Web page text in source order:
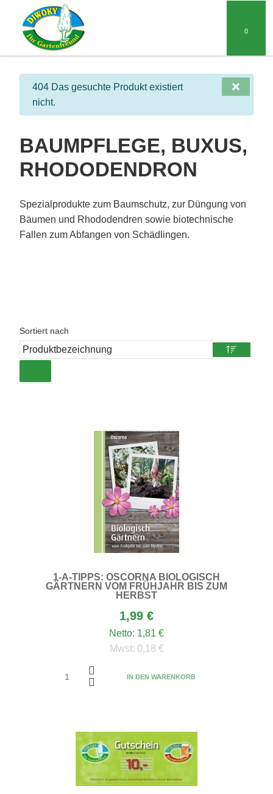
0
×
info
404 Das gesuchte Produkt existiert
nicht.
BAUMPFLEGE, BUXUS,
RHODODENDRON
Spezialprodukte zum Baumschutz, zur Düngung von
Bäumen und Rhododendren sowie biotechnische
Fallen zum Abfangen von Schädlingen.
Sortiert nach
1-A-TIPPS: OSCORNA BIOLOGISCH
GÄRTNERN VOM FRÜHJAHR BIS ZUM
HERBST
1,99 €
Netto: 1,81 €
Mwst: 0,18 €
IN DEN WARENKORB